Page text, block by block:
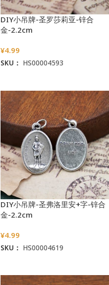
DIY小吊牌-圣罗莎莉亚-锌合
金-2.2cm
¥4.99
SKU： HS00004593
DIY小吊牌-圣弗洛里安+字-锌合
金-2.2cm
¥4.99
SKU： HS00004619